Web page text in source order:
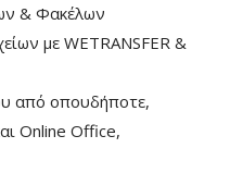
& Φακέλων
με WETRANSFER &
από οπουδήποτε,
Online Office,